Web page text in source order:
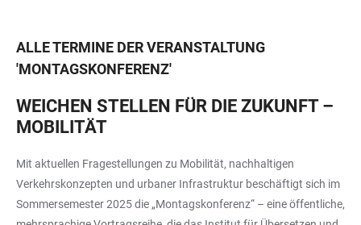
ALLE TERMINE DER VERANSTALTUNG
'MONTAGSKONFERENZ'
WEICHEN STELLEN FÜR DIE ZUKUNFT –
MOBILITÄT
Mit aktuellen Fragestellungen zu Mobilität, nachhaltigen
Verkehrskonzepten und urbaner Infrastruktur beschäftigt sich im
Sommersemester 2025 die „Montagskonferenz“ – eine öffentliche,